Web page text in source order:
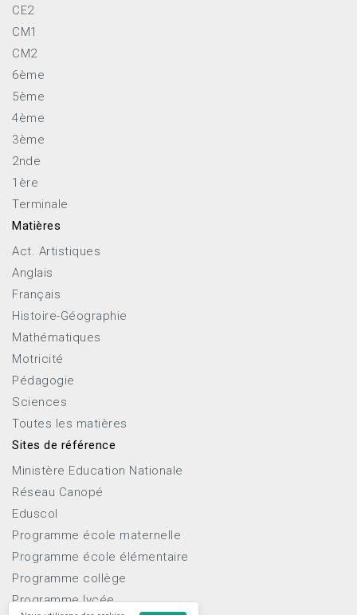
CE2
CM1
CM2
6ème
5ème
4ème
3ème
2nde
1ère
Terminale
Matières
Act. Artistiques
Anglais
Français
Histoire-Géographie
Mathématiques
Motricité
Pédagogie
Sciences
Toutes les matières
Sites de référence
Ministère Education Nationale
Réseau Canopé
Eduscol
Programme école maternelle
Programme école élémentaire
Programme collège
Programme lycée